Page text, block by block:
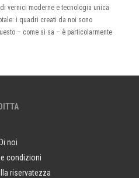
vernici moderne e tecnologia unica
i quadri creati da noi sono
– come si sa – è particolarmente
DITTA
Di noi
condizioni
riservatezza